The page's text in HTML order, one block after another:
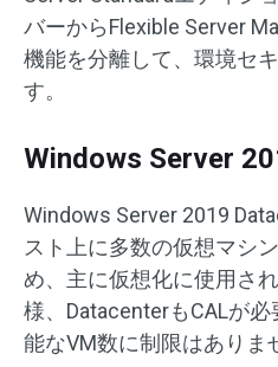
バーからFlexible Server
機能を分離して、環境セ
す。
Windows Server
Windows Server 2019
スト上に多数の仮想マシ
め、主に仮想化に使用さ
様、DatacenterもCALが
能なVM数に制限はありま